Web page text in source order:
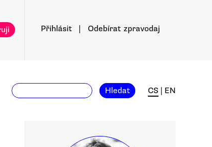
Přihlásit Odebírat zpravodaj
Hledat CS EN